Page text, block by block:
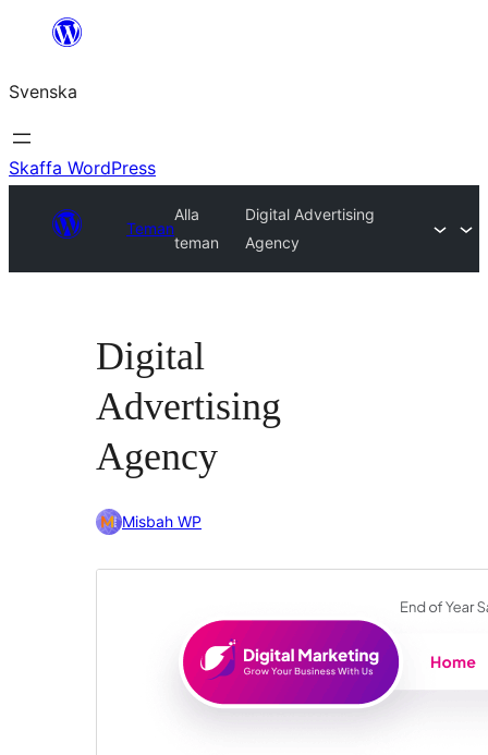
Hoppa
innehåll
Svenska
Skaffa WordPress
Teman
Alla
teman
Digital Advertising
Agency
Digital
Advertising
Agency
Misbah WP